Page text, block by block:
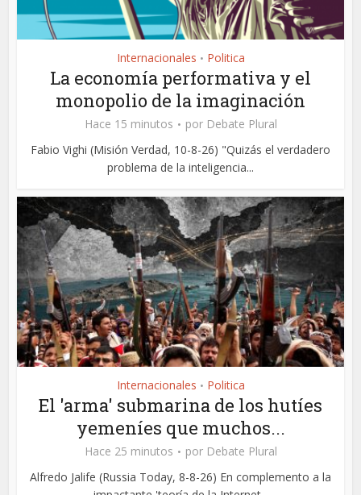
Internacionales • Politica
La economía performativa y el
monopolio de la imaginación
Hace 15 minutos por Debate Plural
Fabio Vighi (Misión Verdad, 10-8-26) "Quizás el verdadero
problema de la inteligencia...
Internacionales • Politica
El 'arma' submarina de los hutíes
yemeníes que muchos...
Hace 25 minutos por Debate Plural
Alfredo Jalife (Russia Today, 8-8-26) En complemento a la